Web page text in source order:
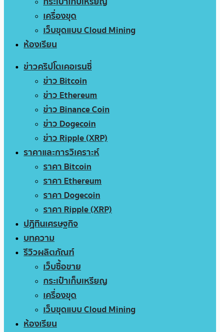
เครื่องขุด
เว็บขุดแบบ Cloud Mining
ห้องเรียน
ข่าวคริปโตเคอเรนซี่
ข่าว Bitcoin
ข่าว Ethereum
ข่าว Binance Coin
ข่าว Dogecoin
ข่าว Ripple (XRP)
ราคาและการวิเคราะห์
ราคา Bitcoin
ราคา Ethereum
ราคา Dogecoin
ราคา Ripple (XRP)
ปฏิทินเศรษฐกิจ
บทความ
รีวิวผลิตภัณฑ์
เว็บซื้อขาย
กระเป๋าเก็บเหรียญ
เครื่องขุด
เว็บขุดแบบ Cloud Mining
ห้องเรียน